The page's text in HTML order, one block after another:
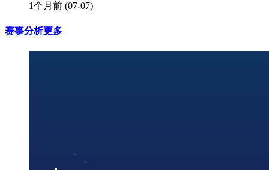
1个月前 (07-07)
赛事分析更多